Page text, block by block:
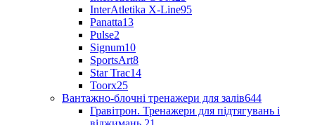
InterAtletika X-Line95
Panatta13
Pulse2
Signum10
SportsArt8
Star Trac14
Toorx25
Вантажно-блочні тренажери для залів644
Гравітрон. Тренажери для підтягувань і